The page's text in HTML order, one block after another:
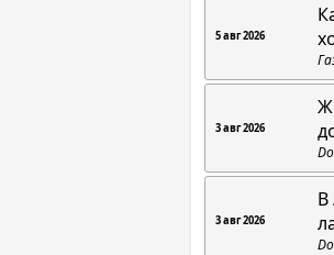
5 авг 2026
3 авг 2026
3 авг 2026
В